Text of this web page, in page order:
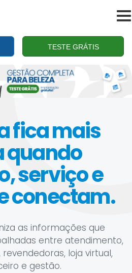
TESTE GRÁTIS
fica mais
quando
serviço e
conectam.
as informações que
entre atendimento,
loja virtual,
e gestão.